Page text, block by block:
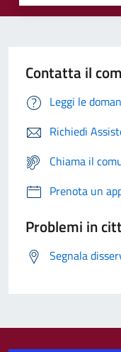
Contatta il
Leggi le
Richiedi
Chiama il
Prenota un
Problemi in
Segnala